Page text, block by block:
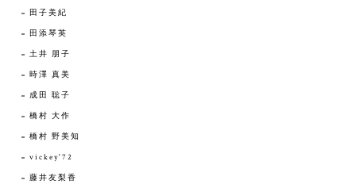
田子美紀
田添琴英
土井 朋子
時澤 真美
成田 聡子
橋村 大作
橋村 野美知
vickey'72
藤井友梨香